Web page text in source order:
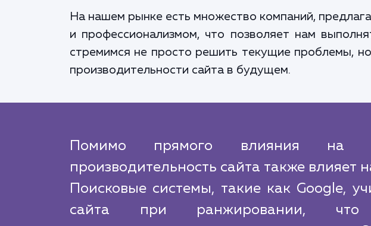
На нашем рынке есть множество компаний,
и профессионализмом, что позволяет нам
стремимся не просто решить текущие проблемы,
производительности сайта в будущем.
Помимо прямого влияния на
производительность сайта также влияет
Поисковые системы, такие как Google,
сайта при ранжировании, что